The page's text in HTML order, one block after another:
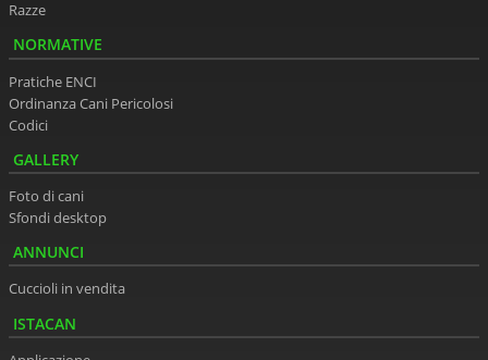
Razze
NORMATIVE
Pratiche ENCI
Ordinanza Cani Pericolosi
Codici
GALLERY
Foto di cani
Sfondi desktop
ANNUNCI
Cuccioli in vendita
ISTACAN